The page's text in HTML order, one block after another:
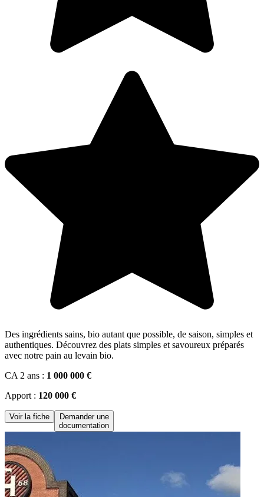
Des ingrédients sains, bio autant que possible, de saison, simples et
authentiques. Découvrez des plats simples et savoureux préparés
avec notre pain au levain bio.
CA 2 ans : 1 000 000 €
Apport : 120 000 €
Voir la fiche
Demander une
documentation